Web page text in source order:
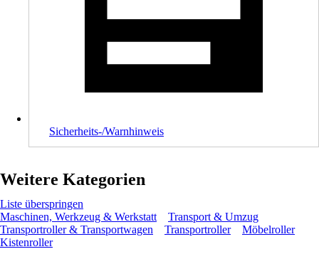
Sicherheits-/Warnhinweis
Weitere Kategorien
Liste überspringen
Maschinen, Werkzeug & Werkstatt
Transport & Umzug
Transportroller & Transportwagen
Transportroller
Möbelroller
Kistenroller